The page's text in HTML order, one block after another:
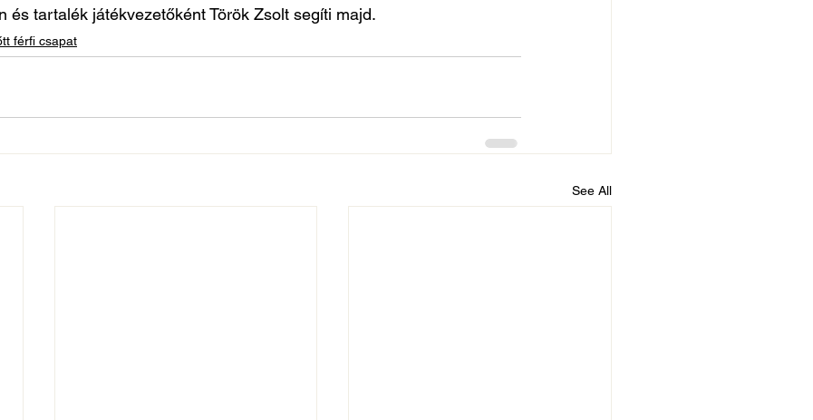
és tartalék játékvezetőként Török Zsolt segíti majd.
férfi csapat
See All